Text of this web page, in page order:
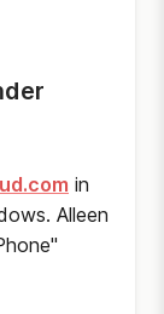
in
Alleen